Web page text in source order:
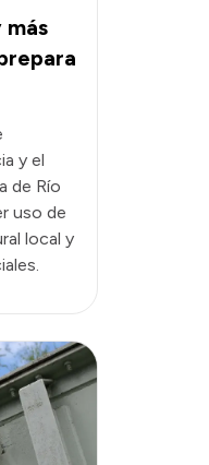
y el
de Río
uso de
local y